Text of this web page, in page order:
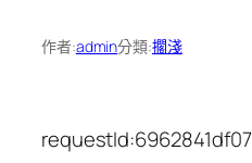
作者:admin分類:擱淺